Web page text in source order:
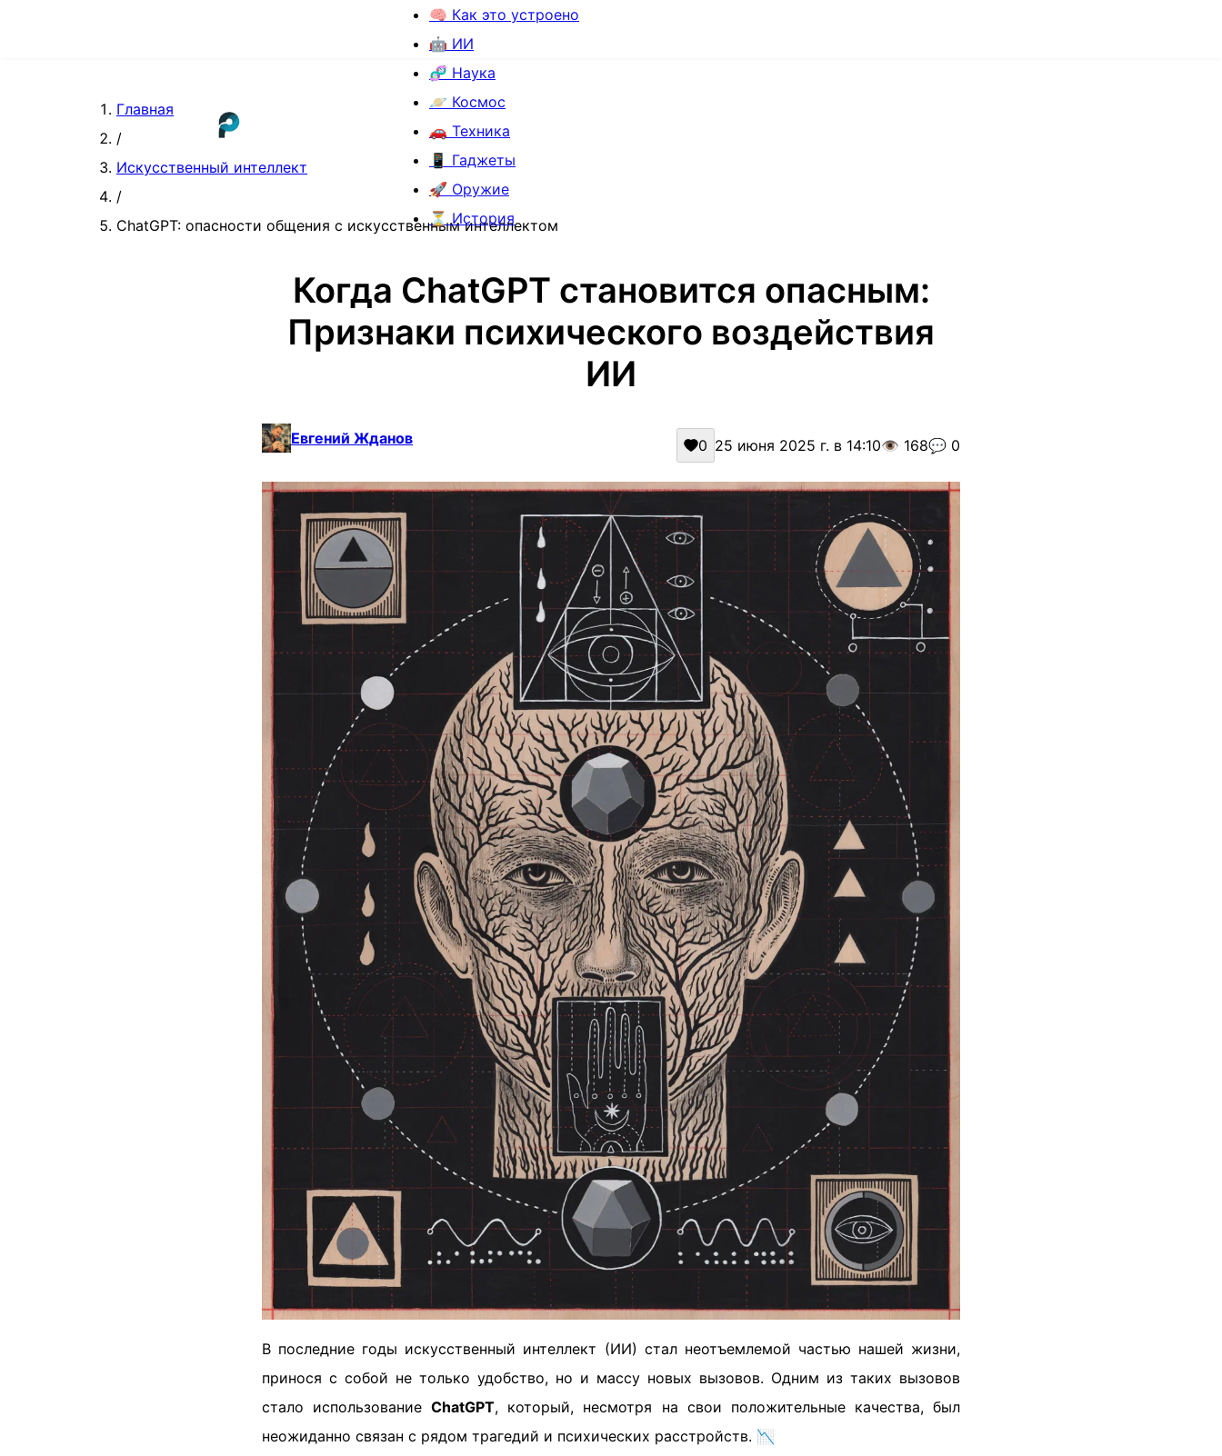
🧠 Как это устроено
🤖 ИИ
🧬 Наука
🪐 Космос
🚗 Техника
📱 Гаджеты
🚀 Оружие
⏳ История
Главная
/
Искусственный интеллект
/
ChatGPT: опасности общения с искусственным интеллектом
Когда ChatGPT становится опасным:
Признаки психического воздействия
ИИ
Евгений Жданов 0 25 июня 2025 г. в 14:10👁️ 168💬 0
В последние годы искусственный интеллект (ИИ) стал неотъемлемой частью нашей жизни,
принося с собой не только удобство, но и массу новых вызовов. Одним из таких вызовов
стало использованиеChatGPT, который, несмотря на свои положительные качества, был
неожиданно связан с рядом трагедий и психических расстройств. 📉